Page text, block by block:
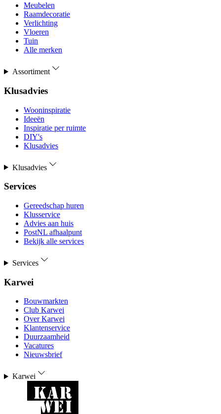
Meubelen
Raamdecoratie
Verlichting
Vloeren
Tuin
Alle merken
Assortiment
Klusadvies
Wooninspiratie
Ideeën
Inspiratie per ruimte
DIY's
Klusadvies
Klusadvies
Services
Gereedschap huren
Klusservice
Advies aan huis
PostNL afhaalpunt
Bekijk alle services
Services
Karwei
Bouwmarkten
Club Karwei
Over Karwei
Klantenservice
Duurzaamheid
Vacatures
Nieuwsbrief
Karwei